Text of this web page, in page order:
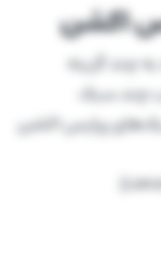
اکشن
چند گزینه
چند سبک
پرایس اکشن